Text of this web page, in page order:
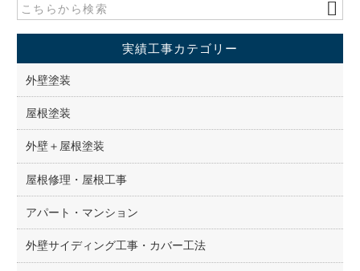
実績工事カテゴリー
外壁塗装
屋根塗装
外壁＋屋根塗装
屋根修理・屋根工事
アパート・マンション
外壁サイディング工事・カバー工法